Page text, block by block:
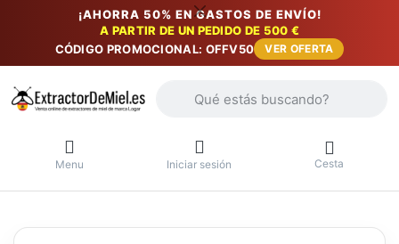
¡AHORRA 50% EN GASTOS DE ENVÍO!
A PARTIR DE UN PEDIDO DE 500 €
CÓDIGO PROMOCIONAL: OFFV50
VER OFERTA
Menu Iniciar sesión Cesta